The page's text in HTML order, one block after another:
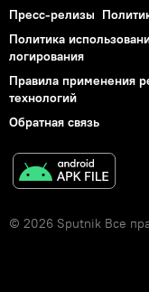
Пресс-релизы
Политика
логирования
Правила применения
технологий
Обратная связь
© 2026 Sputnik Все